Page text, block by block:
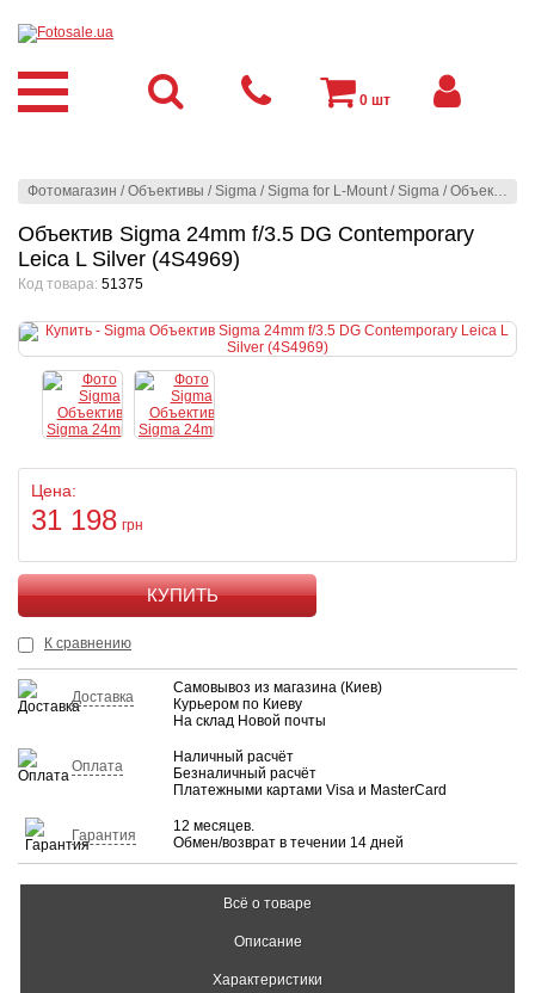
Фотомагазин /Объективы /Sigma /Sigma for L-Mount /Sigma /Объектив Sigma 24mm f/3.5 DG Contemporary Leica L Silver (4S4969)
Объектив Sigma 24mm f/3.5 DG Contemporary
Leica L Silver (4S4969)
Код товара: 51375
Цена:
31 198 грн
КУПИТЬ
К сравнению
Доставка
Самовывоз из магазина (Киев)
Курьером по Киеву
На склад Новой почты
Оплата
Наличный расчёт
Безналичный расчёт
Платежными картами Visa и MasterCard
Гарантия
12 месяцев.
Обмен/возврат в течении 14 дней
Всё о товаре
Описание
Характеристики
0 шт